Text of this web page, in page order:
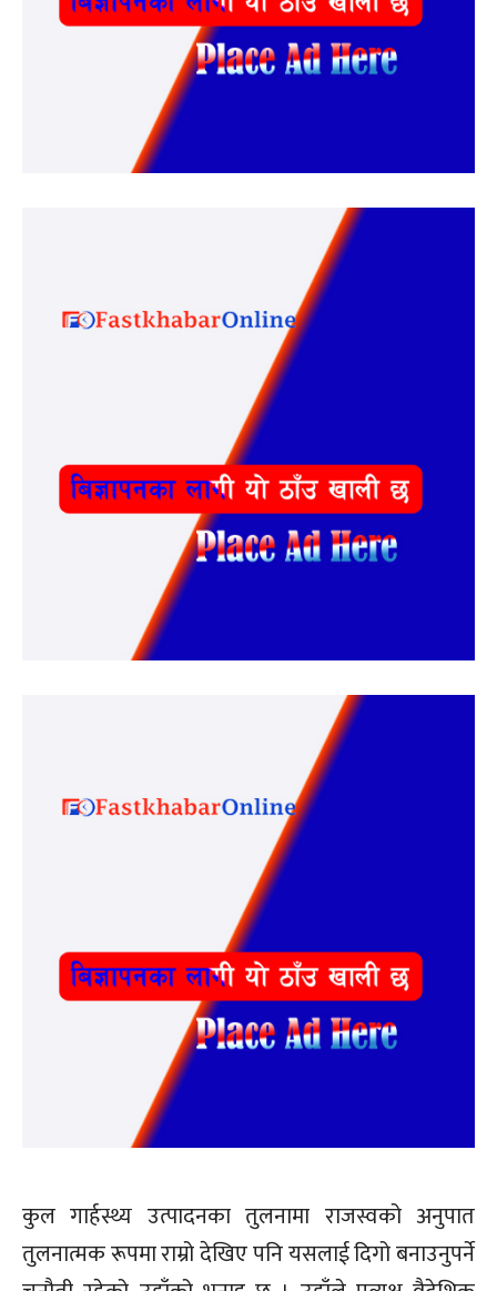
कुल गार्हस्थ्य उत्पादनका तुलनामा राजस्वको अनुपात
तुलनात्मक रूपमा राम्रो देखिए पनि यसलाई दिगो बनाउनुपर्ने